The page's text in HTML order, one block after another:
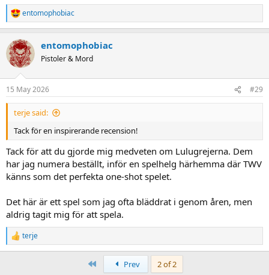
R
e
c
t
i
s
:
entomophobiac
entomophobiac
Pistoler & Mord
15 May 2026 #29
terje said:
Tack för en inspirerande recension!
Tack för att du gjorde mig medveten om Lulugrejerna. Dem
har jag numera beställt, inför en spelhelg härhemma där TWV
känns som det perfekta one-shot spelet.
Det här är ett spel som jag ofta bläddrat i genom åren, men
aldrig tagit mig för att spela.
R
e
terje
Prev 2 of 2